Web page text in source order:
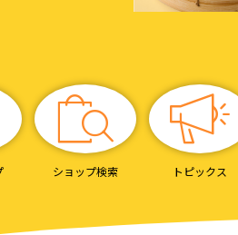
ショップ検索 トピックス